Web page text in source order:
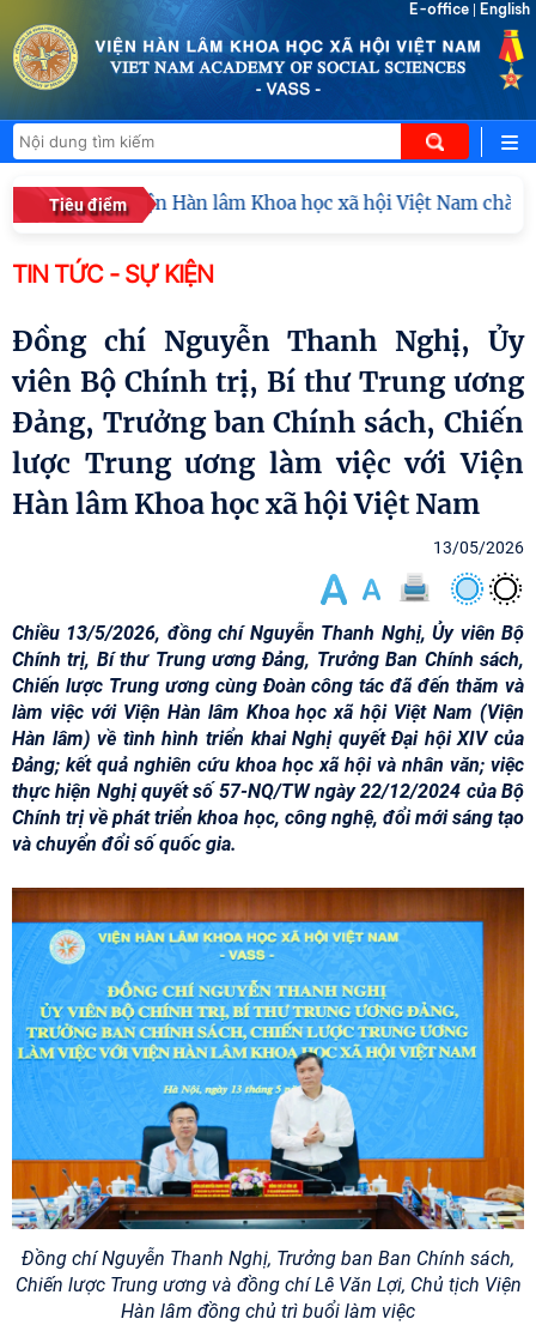
E-office English
Tiêu điểm
Viện Hàn lâm Khoa học xã hội Việt Nam chào xã giao
TIN TỨC - SỰ KIỆN
Đồng chí Nguyễn Thanh Nghị, Ủy
viên Bộ Chính trị, Bí thư Trung ương
Đảng, Trưởng ban Chính sách, Chiến
lược Trung ương làm việc với Viện
Hàn lâm Khoa học xã hội Việt Nam
13/05/2026
Chiều 13/5/2026, đồng chí Nguyễn Thanh Nghị, Ủy viên Bộ
Chính trị, Bí thư Trung ương Đảng, Trưởng Ban Chính sách,
Chiến lược Trung ương cùng Đoàn công tác đã đến thăm và
làm việc với Viện Hàn lâm Khoa học xã hội Việt Nam (Viện
Hàn lâm) về tình hình triển khai Nghị quyết Đại hội XIV của
Đảng; kết quả nghiên cứu khoa học xã hội và nhân văn; việc
thực hiện Nghị quyết số 57-NQ/TW ngày 22/12/2024 của Bộ
Chính trị về phát triển khoa học, công nghệ, đổi mới sáng tạo
và chuyển đổi số quốc gia.
Đồng chí Nguyễn Thanh Nghị, Trưởng ban Ban Chính sách,
Chiến lược Trung ương và đồng chí Lê Văn Lợi, Chủ tịch Viện
Hàn lâm đồng chủ trì buổi làm việc